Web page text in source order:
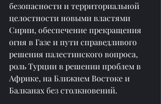
безопасности и территориальной
целостности новыми властями
Сирии, обеспечение прекращения
огня в Газе и пути справедливого
решения палестинского вопроса,
роль Турции в решении проблем в
Африке, на Ближнем Востоке и
Балканах без столкновений.